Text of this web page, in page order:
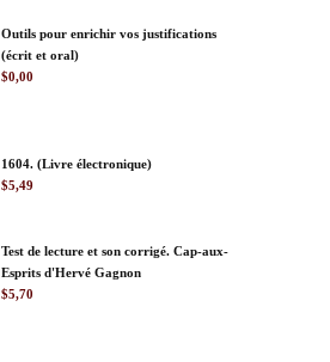
Outils pour enrichir vos justifications
(écrit et oral)
$0,00
1604. (Livre électronique)
$5,49
Test de lecture et son corrigé. Cap-aux-
Esprits d'Hervé Gagnon
$5,70